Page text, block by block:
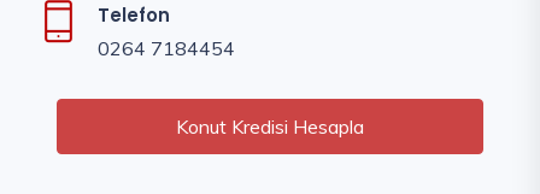
Telefon
0264 7184454
Konut Kredisi Hesapla